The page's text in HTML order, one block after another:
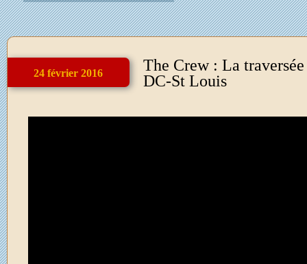
24 février 2016
The Crew : La
DC-St Louis